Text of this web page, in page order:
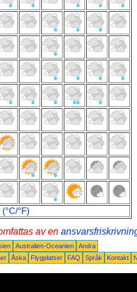
°F)
av en
Australien-Oceanien
Andra
Åska Flygplatser FAQ Språk Kontakt